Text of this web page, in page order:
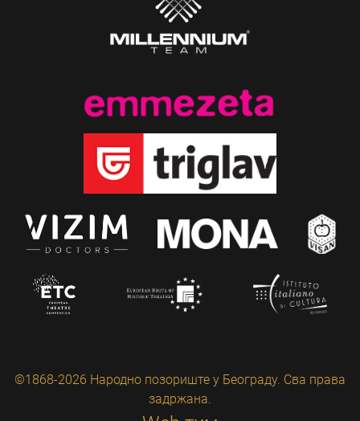
©1868-2026 Народно позориште у Београду. Сва права
задржана.